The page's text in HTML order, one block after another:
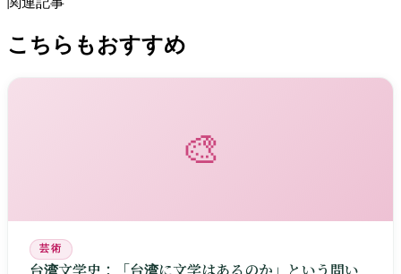
こちらもおすすめ
🎨
芸術
台湾文学史：「台湾に文学はあるのか」という問い